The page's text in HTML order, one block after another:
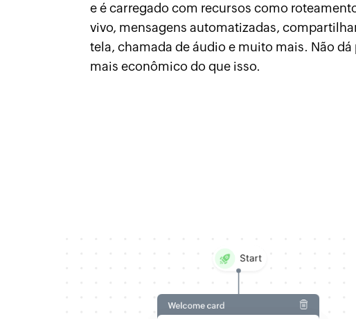
e é carregado com recursos como
vivo, mensagens automatizadas,
tela, chamada de áudio e muito mais. Não dá
mais econômico do que isso.